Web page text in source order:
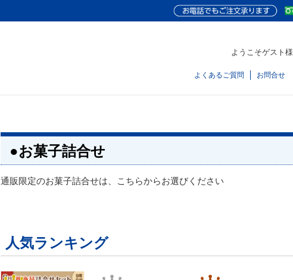
ようこそゲスト様
よくあるご質問 お問合せ
●お菓子詰合せ
通販限定のお菓子詰合せは、こちらからお選びください
人気ランキング